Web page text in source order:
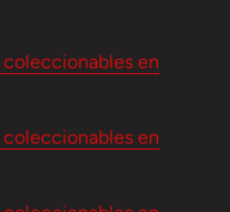
coleccionables en
coleccionables en